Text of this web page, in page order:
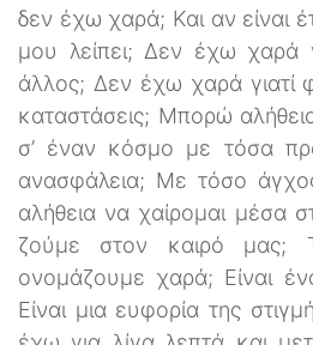
δεν έχω χαρά; Και αν είναι
μου λείπει; Δεν έχω χαρά
άλλος; Δεν έχω χαρά γιατί
καταστάσεις; Μπορώ
σ’ έναν κόσμο με τόσα
ανασφάλεια; Με τόσο
αλήθεια να χαίρομαι μέσα
ζούμε στον καιρό μας;
ονομάζουμε χαρά; Είναι
Είναι μια ευφορία της